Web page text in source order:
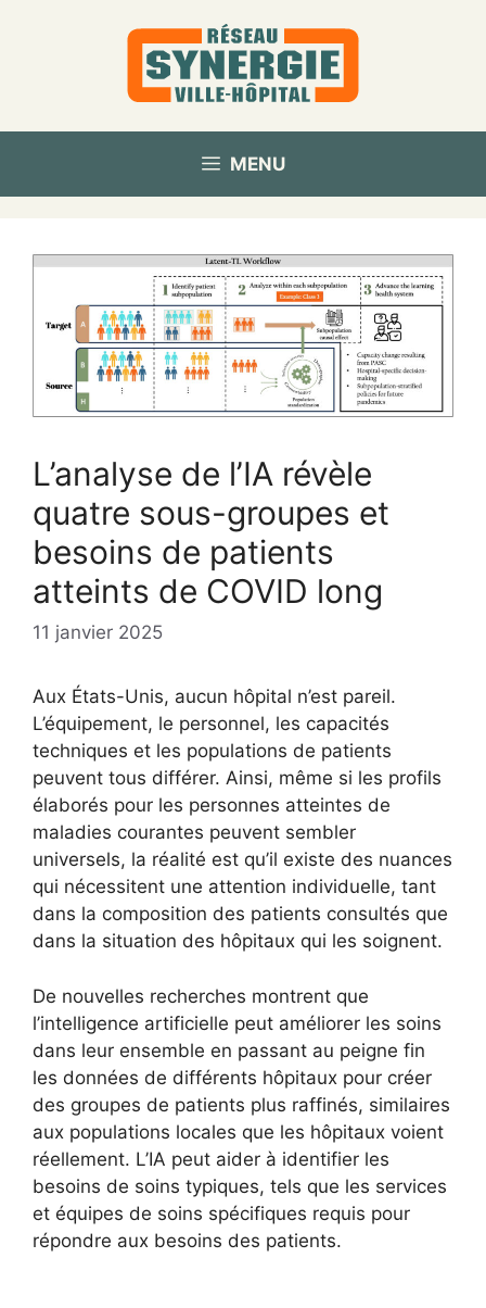
MENU
L’analyse de l’IA révèle
quatre sous-groupes et
besoins de patients
atteints de COVID long
11 janvier 2025
Aux États-Unis, aucun hôpital n’est pareil.
L’équipement, le personnel, les capacités
techniques et les populations de patients
peuvent tous différer. Ainsi, même si les profils
élaborés pour les personnes atteintes de
maladies courantes peuvent sembler
universels, la réalité est qu’il existe des nuances
qui nécessitent une attention individuelle, tant
dans la composition des patients consultés que
dans la situation des hôpitaux qui les soignent.
De nouvelles recherches montrent que
l’intelligence artificielle peut améliorer les soins
dans leur ensemble en passant au peigne fin
les données de différents hôpitaux pour créer
des groupes de patients plus raffinés, similaires
aux populations locales que les hôpitaux voient
réellement. L’IA peut aider à identifier les
besoins de soins typiques, tels que les services
et équipes de soins spécifiques requis pour
répondre aux besoins des patients.